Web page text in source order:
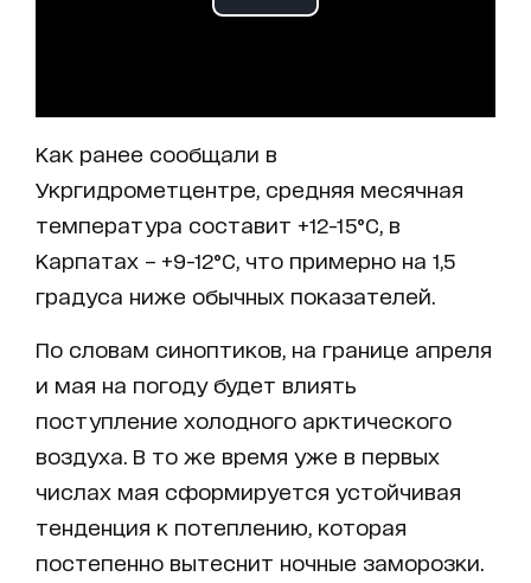
Как ранее сообщали в
Укргидрометцентре, средняя месячная
температура составит +12-15°C, в
Карпатах – +9-12°C, что примерно на 1,5
градуса ниже обычных показателей.
По словам синоптиков, на границе апреля
и мая на погоду будет влиять
поступление холодного арктического
воздуха. В то же время уже в первых
числах мая сформируется устойчивая
тенденция к потеплению, которая
постепенно вытеснит ночные заморозки.